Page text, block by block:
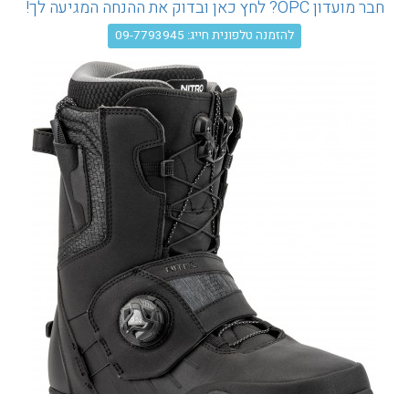
חבר מועדון OPC? לחץ כאן ובדוק את ההנחה המגיעה לך!
להזמנה טלפונית חייג: 09-7793945